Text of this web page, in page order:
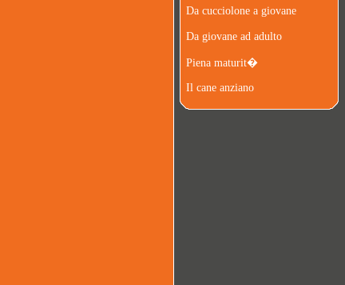
Da cucciolone a giovane
Da giovane ad adulto
Piena maturit�
Il cane anziano